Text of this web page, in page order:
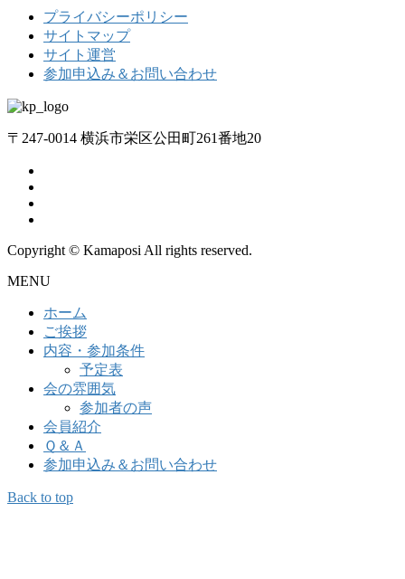
プライバシーポリシー
サイトマップ
サイト運営
参加申込み＆お問い合わせ
〒247-0014 横浜市栄区公田町261番地20
Copyright © Kamaposi All rights reserved.
MENU
ホーム
ご挨拶
内容・参加条件
予定表
会の雰囲気
参加者の声
会員紹介
Ｑ＆Ａ
参加申込み＆お問い合わせ
Back to top